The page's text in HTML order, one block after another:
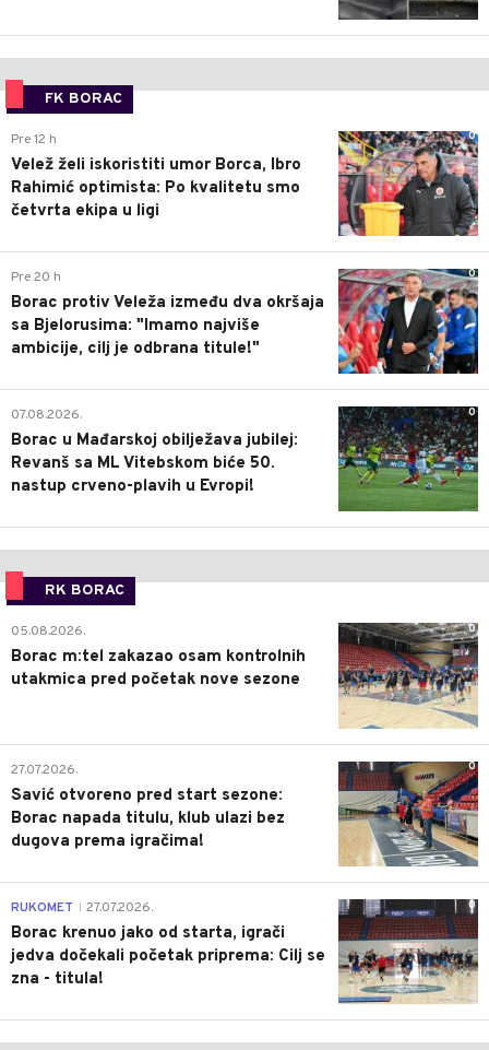
FK BORAC
0
Pre 12 h
Velež želi iskoristiti umor Borca, Ibro
Rahimić optimista: Po kvalitetu smo
četvrta ekipa u ligi
0
Pre 20 h
Borac protiv Veleža između dva okršaja
sa Bjelorusima: "Imamo najviše
ambicije, cilj je odbrana titule!"
0
07.08.2026.
Borac u Mađarskoj obilježava jubilej:
Revanš sa ML Vitebskom biće 50.
nastup crveno-plavih u Evropi!
RK BORAC
0
05.08.2026.
Borac m:tel zakazao osam kontrolnih
utakmica pred početak nove sezone
0
27.07.2026.
Savić otvoreno pred start sezone:
Borac napada titulu, klub ulazi bez
dugova prema igračima!
0
RUKOMET 27.07.2026.
Borac krenuo jako od starta, igrači
jedva dočekali početak priprema: Cilj se
zna - titula!